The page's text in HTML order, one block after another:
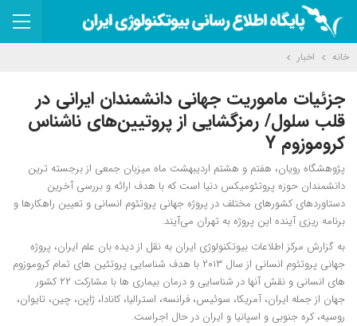
خانه اخبار
جزئیات ماموریت جهانی دانشمندان ایرانی در
قلب سلول‌/ رمزگشایی از پروتیین‌های ناشناس
کروموزوم Y
پژوهشگاه رویان، هفتم و هشتم اردیبهشت ماه میزبان جمعی از برجسته ترین
دانشمندان حوزه پروتئومیکس دنیا است که با هدف ارائه و بررسی آخرین
دستاوردهای کشورهای مختلف در پروژه جهانی پروتئوم انسانی و تعیین راهکارها و
برنامه ریزی آینده این پروژه به تهران می‌آیند.
به گزارش مرکز اطلاعات بیوتکنولوژی ایران به نقل از دیده بان علم ایران، پروژه
جهانی پروتئوم انسانی از سال ۲۰۱۳ با هدف شناسایی پروتئین های تمام کروموزوم
های انسانی و نقش آنها در شناسایی و درمان بیماری ها با مشارکت ۲۲ کشور
جهان از جمله ایران، آمریکا، سوئیس، فرانسه، استرالیا، کانادا، ژاپن، چین، تایوان،
روسیه، کره جنوبی و اسپانیا و ایران در حال اجراست.